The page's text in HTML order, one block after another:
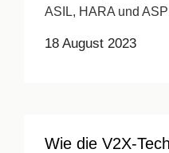
ASIL, HARA und
18 August 2023
Wie die V2X-